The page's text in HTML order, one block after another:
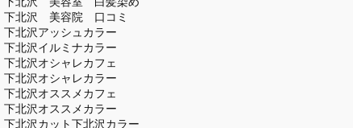
下北沢 美容院 口コミ
下北沢アッシュカラー
下北沢イルミナカラー
下北沢オシャレカフェ
下北沢オシャレカラー
下北沢オススメカフェ
下北沢オススメカラー
下北沢カット下北沢カラー